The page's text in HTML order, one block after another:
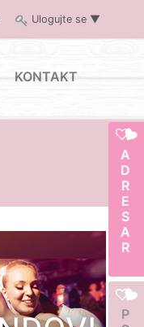
Ulogujte se ▼
KONTAKT
ADRESAR